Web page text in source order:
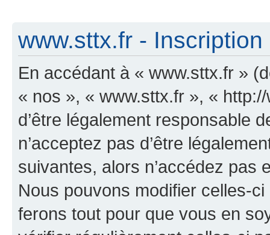
www.sttx.fr - Inscription
En accédant à « www.sttx.fr »
« nos », « www.sttx.fr », «
d’être légalement responsable
n’acceptez pas d’être
suivantes, alors n’accédez pas
Nous pouvons modifier celles-
ferons tout pour que vous en